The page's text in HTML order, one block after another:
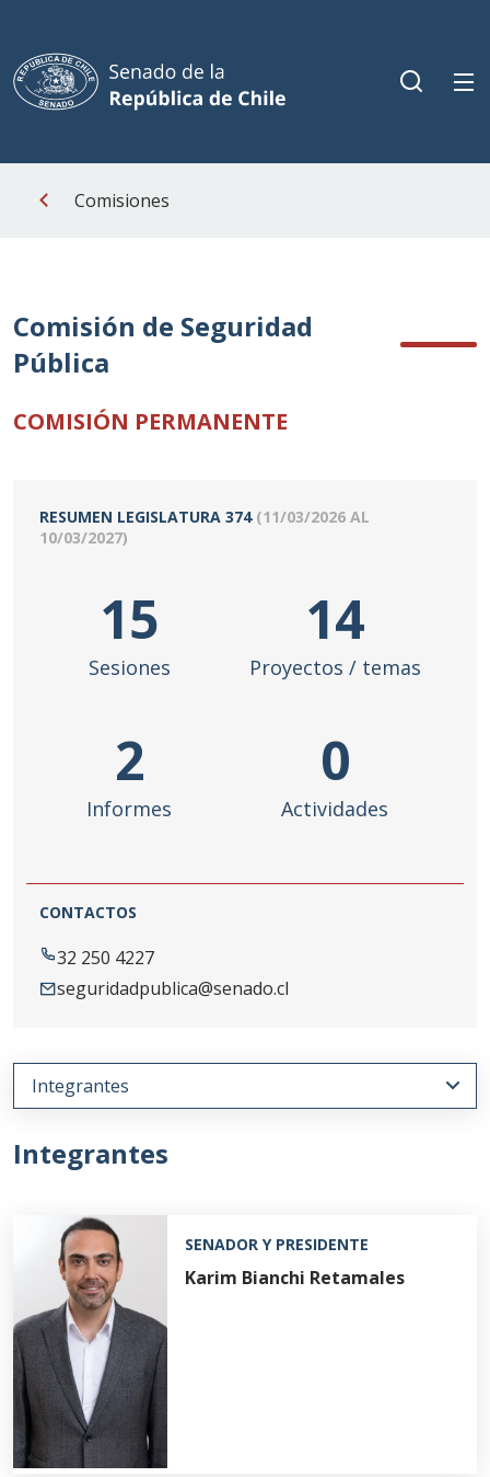
Comisiones
Comisión de Seguridad
Pública
COMISIÓN PERMANENTE
RESUMEN LEGISLATURA 374 (11/03/2026 AL
10/03/2027)
15
Sesiones
14
Proyectos / temas
2
Informes
0
Actividades
CONTACTOS
32 250 4227
seguridadpublica@senado.cl
Integrantes
SENADOR Y PRESIDENTE
Karim Bianchi Retamales